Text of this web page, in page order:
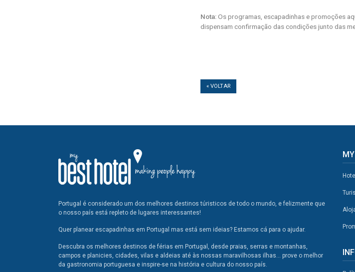
Nota:Os programas, escapadinhas e promoções
dispensam confirmação das condições junto das
« VOLTAR
Portugal é considerado um dos melhores destinos túristicos de todo o mundo, e felizmente que
o nosso país está repleto de lugares interessantes!
Quer planear escapadinhas em Portugal mas está sem ideias? Estamos cá para o ajudar.
Descubra os melhores destinos de férias em Portugal, desde praias, serras e montanhas,
campos e planicies, cidades, vilas e aldeias até às nossas maravilhosas ilhas... prove o melhor
da gastronomia portuguesa e inspire-se na história e cultura do nosso país.